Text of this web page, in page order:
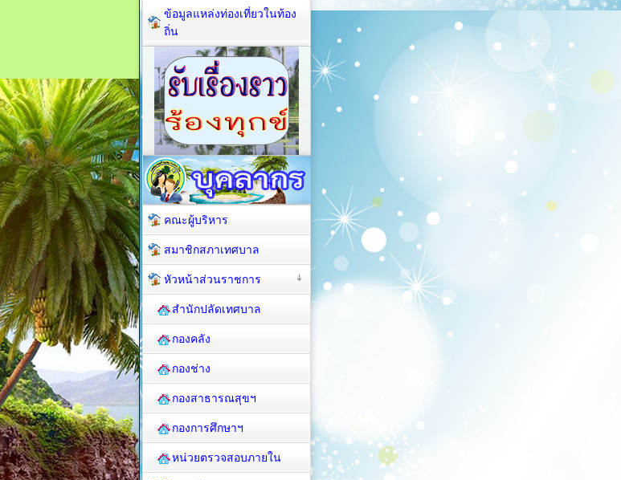
ข้อมูลแหล่งท่องเที่ยวในท้อง
ถิ่น
คณะผู้บริหาร
สมาชิกสภาเทศบาล
หัวหน้าส่วนราชการ
สำนักปลัดเทศบาล
กองคลัง
กองช่าง
กองสาธารณสุขฯ
กองการศึกษาฯ
หน่วยตรวจสอบภายใน